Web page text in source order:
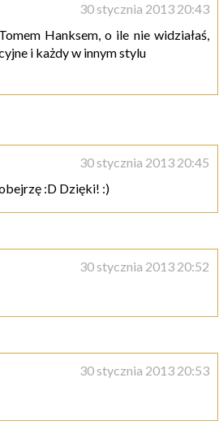
30 stycznia 2013 20:43
Hanksem, o ile nie widziałaś,
i każdy w innym stylu
30 stycznia 2013 20:45
:D Dzięki! :)
30 stycznia 2013 20:52
30 stycznia 2013 20:53